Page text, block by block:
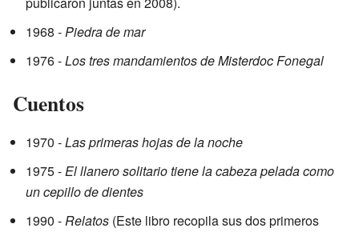
1968 -Piedra de mar
1976 -Los tres mandamientos de Misterdoc Fonegal
Cuentos
1970 -Las primeras hojas de la noche
1975 -El llanero solitario tiene la cabeza pelada como
un cepillo de dientes
1990 -Relatos (Este libro recopila sus dos primeros